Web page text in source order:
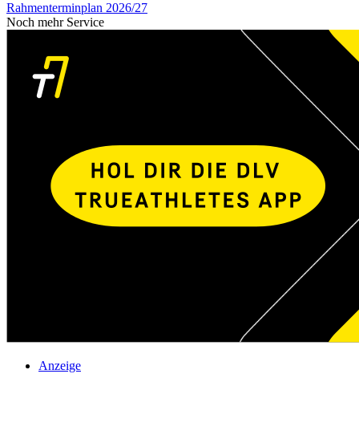
Rahmenterminplan 2026/27
Noch mehr Service
Anzeige